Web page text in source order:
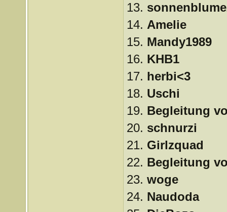
13.
14. Amelie
15. Mandy1989
16. KHB1
17. herbi<3
18. Uschi
19. Begleitung
20. schnurzi
21. Girlzquad
22. Begleitung
23. woge
24. Naudoda